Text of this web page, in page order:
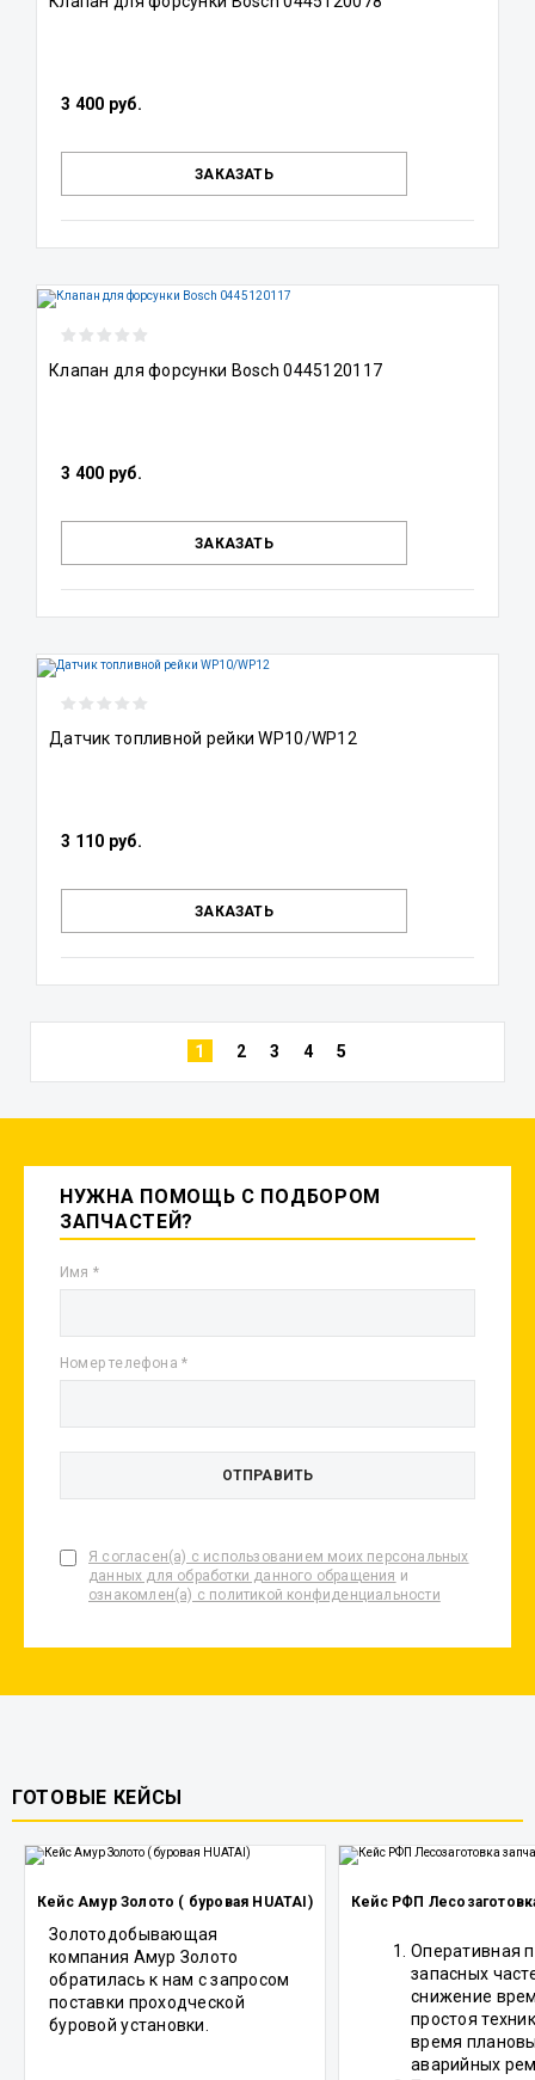
3 400 руб.
ЗАКАЗАТЬ
Клапан для форсунки Bosch 0445120117
3 400 руб.
ЗАКАЗАТЬ
Датчик топливной рейки WP10/WP12
3 110 руб.
ЗАКАЗАТЬ
1 2 3 4 5
НУЖНА ПОМОЩЬ С ПОДБОРОМ
ЗАПЧАСТЕЙ?
Имя
Номер телефона
Я согласен(а) с использованием моих персональных
данных для обработки данного обращения и
ознакомлен(а) с политикой конфиденциальности
ГОТОВЫЕ КЕЙСЫ
Кейс Амур Золото ( буровая HUATAI)
Золотодобывающая
компания Амур Золото
обратилась к нам с запросом
поставки проходческой
буровой установки.
Кейс РФП
Оперативная
запасных
снижение
простоя
время
аварийных